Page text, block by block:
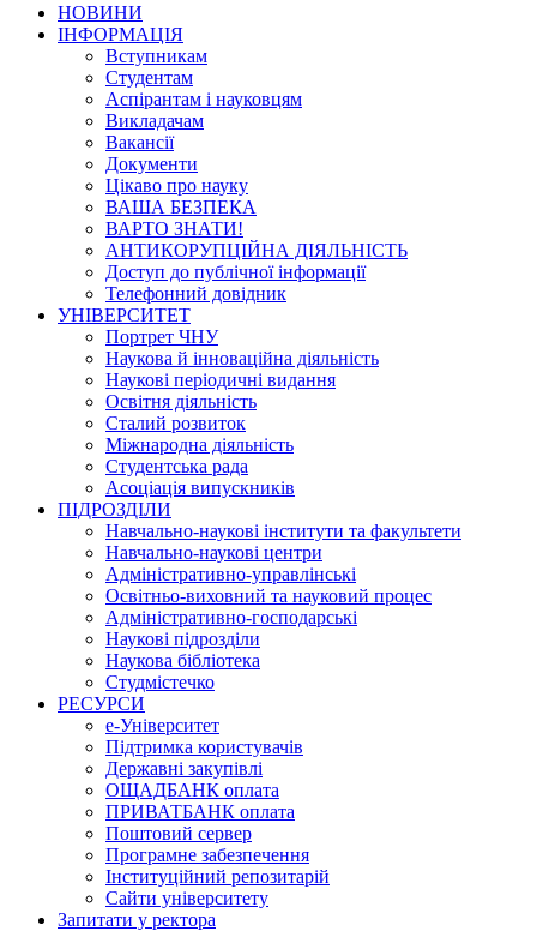
НОВИНИ
ІНФОРМАЦІЯ
Вступникам
Студентам
Аспірантам і науковцям
Викладачам
Вакансії
Документи
Цікаво про науку
ВАША БЕЗПЕКА
ВАРТО ЗНАТИ!
АНТИКОРУПЦІЙНА ДІЯЛЬНІСТЬ
Доступ до публічної інформації
Телефонний довідник
УНІВЕРСИТЕТ
Портрет ЧНУ
Наукова й інноваційна діяльність
Наукові періодичні видання
Освітня діяльність
Сталий розвиток
Міжнародна діяльність
Студентська рада
Асоціація випускників
ПІДРОЗДІЛИ
Навчально-наукові інститути та факультети
Навчально-наукові центри
Адміністративно-управлінські
Освітньо-виховний та науковий процес
Адміністративно-господарські
Наукові підрозділи
Наукова бібліотека
Студмістечко
РЕСУРСИ
е-Університет
Підтримка користувачів
Державні закупівлі
ОЩАДБАНК оплата
ПРИВАТБАНК оплата
Поштовий сервер
Програмне забезпечення
Інституційний репозитарій
Сайти університету
Запитати у ректора